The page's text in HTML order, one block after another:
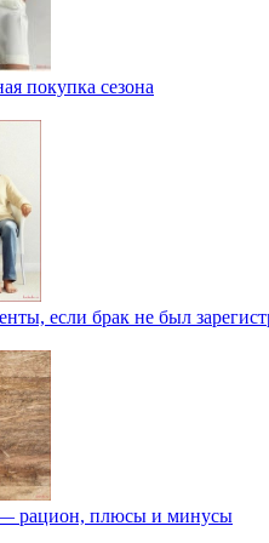
покупка сезона
если брак не был
— рацион, плюсы и минусы